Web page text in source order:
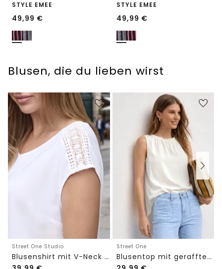
STYLE EMEE
49,99 €
STYLE EMEE
49,99 €
Blusen, die du lieben wirst
Street One Studio
Blusenshirt mit V-Neck und Spitze
Street One
Blusentop mit gerafftem Rundhals